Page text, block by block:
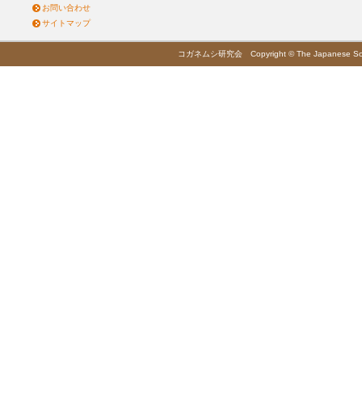
お問い合わせ
サイトマップ
コガネムシ研究会 Copyright © The Japanese